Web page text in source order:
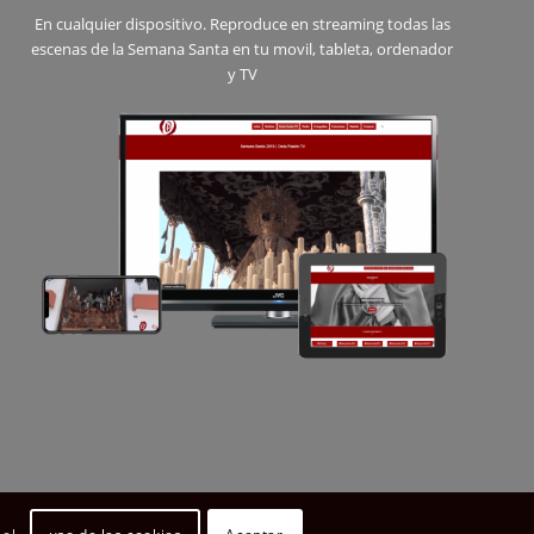
En cualquier dispositivo. Reproduce en streaming todas las
escenas de la Semana Santa en tu movil, tableta, ordenador
y TV